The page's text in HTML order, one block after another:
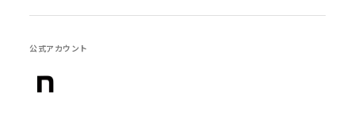
公式アカウント